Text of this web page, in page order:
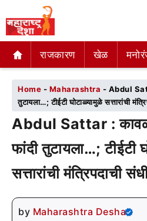
राजकारण खेळ
राजकारण खेळ
Home - Maharashtra - Abdul
तुटायला…; टीईटी घोटाळ्यामुळे सत्तारांची
Abdul Sattar :
फांदी तुटायला…; टीईटी
सत्तारांची मंत्रिपदाची
by Maharashtra Desha